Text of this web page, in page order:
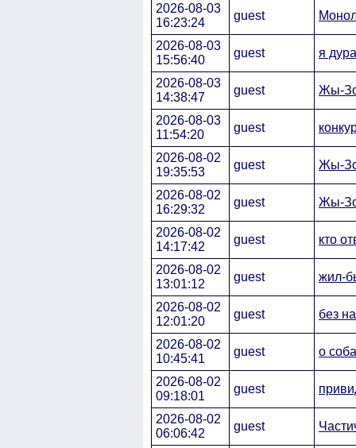
2026-08-03
16:23:24
guest
2026-08-03
15:56:40
guest я
2026-08-03
14:38:47
guest Жы-
2026-08-03
11:54:20
guest
2026-08-02
19:35:53
guest Жы-
2026-08-02
16:29:32
guest Жы-
2026-08-02
14:17:42
guest кто
2026-08-02
13:01:12
guest жил-
2026-08-02
12:01:20
guest без
2026-08-02
10:45:41
guest о
2026-08-02
09:18:01
guest
2026-08-02
06:06:42
guest